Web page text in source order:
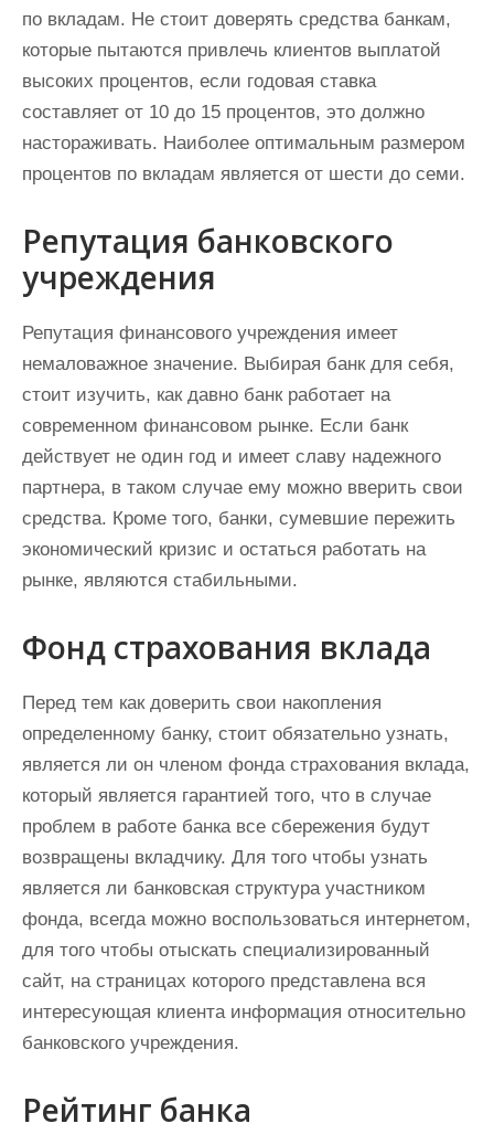
по вкладам. Не стоит доверять средства банкам,
которые пытаются привлечь клиентов выплатой
высоких процентов, если годовая ставка
составляет от 10 до 15 процентов, это должно
настораживать. Наиболее оптимальным размером
процентов по вкладам является от шести до семи.
Репутация банковского
учреждения
Репутация финансового учреждения имеет
немаловажное значение. Выбирая банк для себя,
стоит изучить, как давно банк работает на
современном финансовом рынке. Если банк
действует не один год и имеет славу надежного
партнера, в таком случае ему можно вверить свои
средства. Кроме того, банки, сумевшие пережить
экономический кризис и остаться работать на
рынке, являются стабильными.
Фонд страхования вклада
Перед тем как доверить свои накопления
определенному банку, стоит обязательно узнать,
является ли он членом фонда страхования вклада,
который является гарантией того, что в случае
проблем в работе банка все сбережения будут
возвращены вкладчику. Для того чтобы узнать
является ли банковская структура участником
фонда, всегда можно воспользоваться интернетом,
для того чтобы отыскать специализированный
сайт, на страницах которого представлена вся
интересующая клиента информация относительно
банковского учреждения.
Рейтинг банка